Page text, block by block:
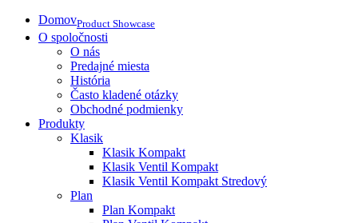
DomovProduct Showcase
O spoločnosti
O nás
Predajné miesta
História
Často kladené otázky
Obchodné podmienky
Produkty
Klasik
Klasik Kompakt
Klasik Ventil Kompakt
Klasik Ventil Kompakt Stredový
Plan
Plan Kompakt